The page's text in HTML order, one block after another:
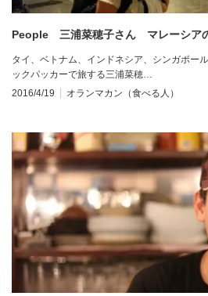
People 三浦菜穂子さん マレーシア
タイ、ベトナム、インドネシア、シンガポー
ックパッカーで旅する三浦菜穂…
2016/4/19
オランマカン（食べる人）